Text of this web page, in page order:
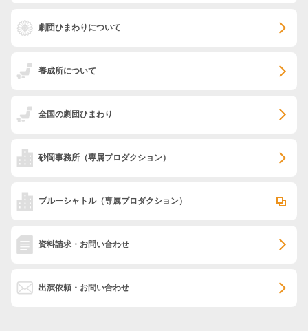
劇団ひまわりについて
養成所について
全国の劇団ひまわり
砂岡事務所 （専属プロダクション）
ブルーシャトル（専属プロダクション）
資料請求・お問い合わせ
出演依頼・お問い合わせ